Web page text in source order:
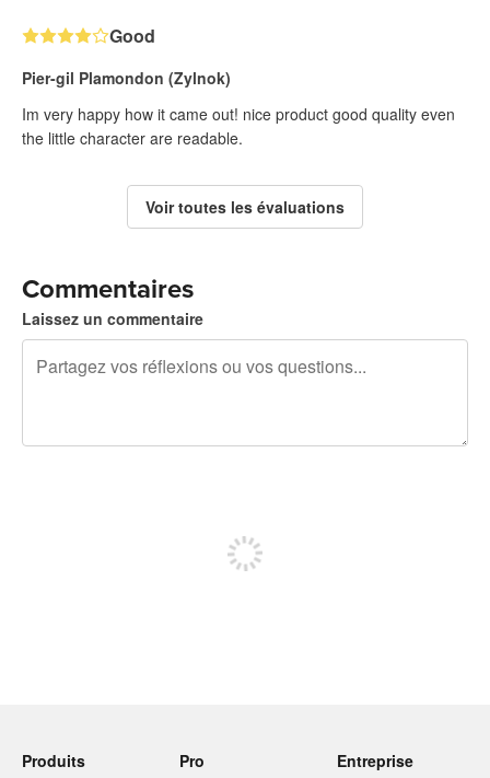
Good
Pier-gil Plamondon (Zylnok)
Im very happy how it came out! nice product good quality even
the little character are readable.
Voir toutes les évaluations
Commentaires
Laissez un commentaire
Produits
Pro
Entreprise